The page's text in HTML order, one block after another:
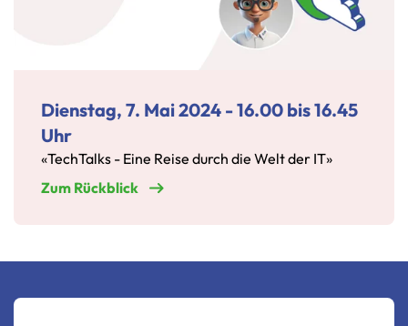
Dienstag, 7. Mai 2024 - 16.00 bis 16.45
Uhr
«TechTalks - Eine Reise durch die Welt der IT»
Zum Rückblick